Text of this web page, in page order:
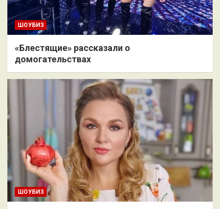
ШОУБИЗ
«Блестящие» рассказали о
домогательствах
ШОУБИЗ